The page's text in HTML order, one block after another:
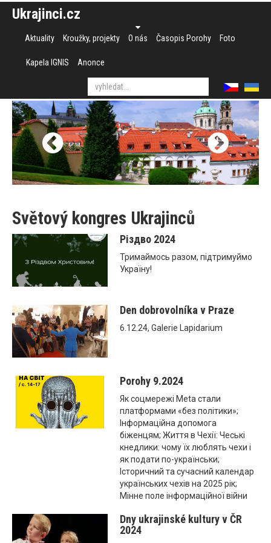
Ukrajinci.cz
Aktuality Kroužky, projekty O nás Časopis Porohy Foto
Kapela IGNIS Anonce
Světový kongres Ukrajinců
Різдво 2024
Тримаймось разом, підтримуймо
Україну!
Den dobrovolníka v Praze
6.12.24, Galerie Lapidarium
Porohy 9.2024
Як соцмережі Meta стали
платформами «без політики»;
Інформаційна допомога
біженцям; Життя в Чехії: Чеські
кнедлики: чому їх люблять чехи і
як подати по-українськи;
Історичний та сучасний календар
українських чехів на 2025 рік;
Мінне поле інформаційної війни
Dny ukrajinské kultury v ČR
2024